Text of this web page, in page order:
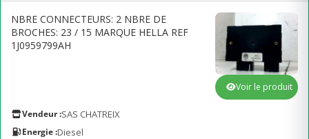
NBRE CONNECTEURS: 2 NBRE DE
BROCHES: 23 / 15 MARQUE HELLA REF
1J0959799AH
Vendeur :SAS CHATREIX
Energie :Diesel
Voir le produit